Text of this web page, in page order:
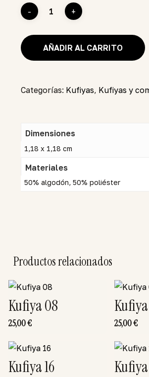
AÑADIR AL CARRITO
Categorías: Kufiyas, Kufiyas y
Dimensiones
1,18 x 1,18 cm
Materiales
50% algodón, 50% poliéster
Productos relacionados
Kufiya 08
25,00€ 25,00€
Kufiya 16 Kufiya